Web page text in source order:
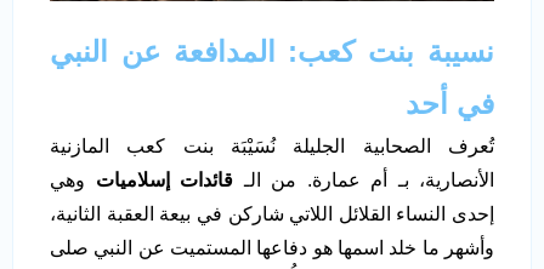
نسيبة بنت كعب: المدافعة عن النبي
في أحد
تُعرف الصحابية الجليلة نُسَيْبَة بنت كعب المازنية
الأنصارية، بـ أم عمارة. من الـ قائدات إسلاميات وهي
إحدى النساء القلائل اللاتي شاركن في بيعة العقبة الثانية،
وأشهر ما خلد اسمها هو دفاعها المستميت عن النبي صلى